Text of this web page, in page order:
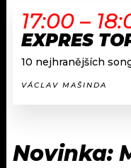
17:00 –
EXPRES
10 nejhranějších
VÁCLAV MAŠINDA
Novinka: